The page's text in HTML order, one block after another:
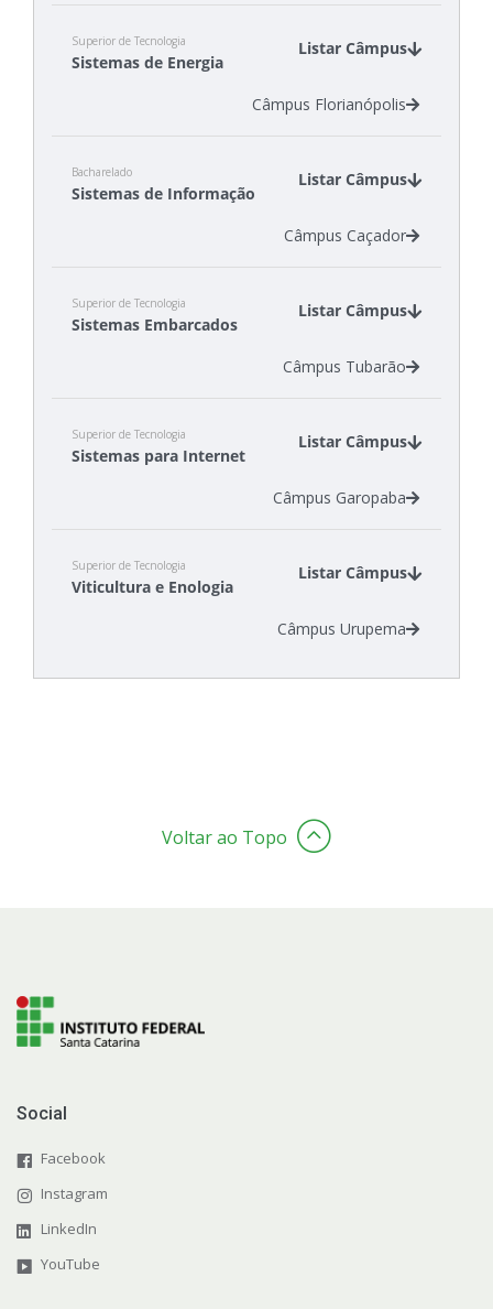
Superior de Tecnologia
Sistemas de Energia
Listar Câmpus
Câmpus Florianópolis
Bacharelado
Sistemas de Informação
Listar Câmpus
Câmpus Caçador
Superior de Tecnologia
Sistemas Embarcados
Listar Câmpus
Câmpus Tubarão
Superior de Tecnologia
Sistemas para Internet
Listar Câmpus
Câmpus Garopaba
Superior de Tecnologia
Viticultura e Enologia
Listar Câmpus
Câmpus Urupema
Voltar ao Topo
Social
Facebook
Instagram
LinkedIn
YouTube